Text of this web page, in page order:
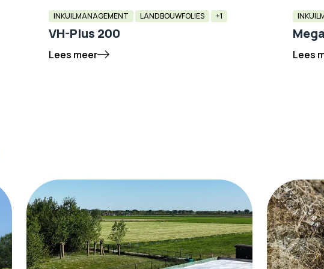
INKUILMANAGEMENT LANDBOUWFOLIES +1
VH-Plus 200
Lees meer Lees